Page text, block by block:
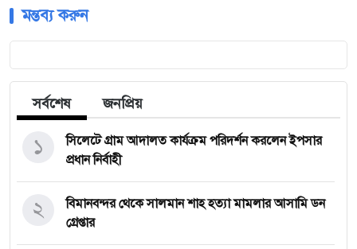
মন্তব্য করুন
সর্বশেষ জনপ্রিয়
সিলেটে গ্রাম আদালত কার্যক্রম পরিদর্শন করলেন ইপসার
প্রধান নির্বাহী
১
বিমানবন্দর থেকে সালমান শাহ হত্যা মামলার আসামি ডন
গ্রেপ্তার
২